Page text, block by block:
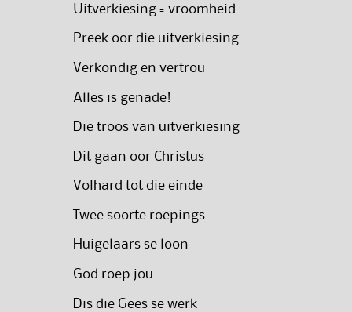
Uitverkiesing = vroomheid
Preek oor die uitverkiesing
Verkondig en vertrou
Alles is genade!
Die troos van uitverkiesing
Dit gaan oor Christus
Volhard tot die einde
Twee soorte roepings
Huigelaars se loon
God roep jou
Dis die Gees se werk